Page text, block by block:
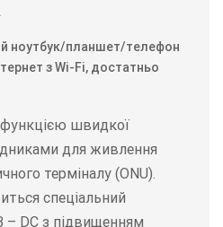
ноутбук/планшет/телефон
з Wi-Fi, достатньо
швидкої
для живлення
терміналу (ONU).
спеціальний
– DC з підвищенням